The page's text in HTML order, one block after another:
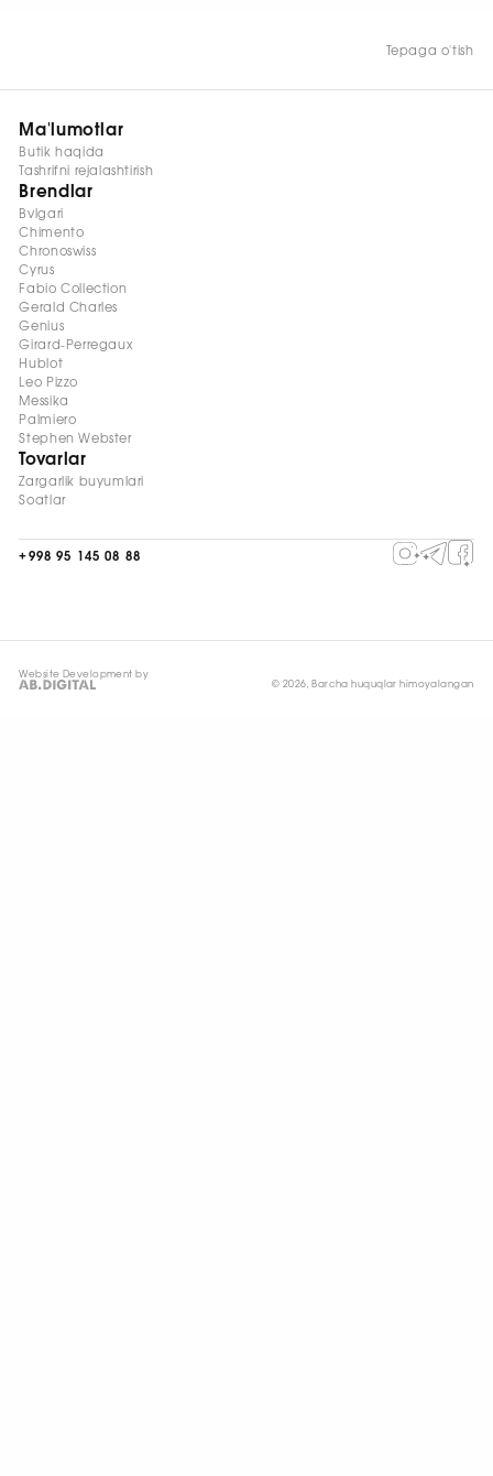
Tepaga o'tish
Ma'lumotlar
Butik haqida
Tashrifni rejalashtirish
Brendlar
Bvlgari
Chimento
Chronoswiss
Cyrus
Fabio Collection
Gerald Charles
Genius
Girard-Perregaux
Hublot
Leo Pizzo
Messika
Palmiero
Stephen Webster
Tovarlar
Zargarlik buyumlari
Soatlar
+998 95 145 08 88
Website Development by
© 2026, Barcha huquqlar himoyalangan